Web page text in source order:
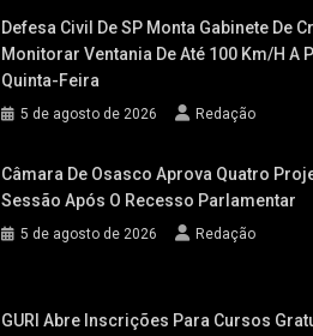
Defesa Civil De SP Monta Gabinete De
Monitorar Ventania De Até 100 Km/h A
Quinta-Feira
5 de agosto de 2026 Redação
Câmara De Osasco Aprova Quatro
Sessão Após O Recesso Parlamentar
5 de agosto de 2026 Redação
GURI Abre Inscrições Para Cursos